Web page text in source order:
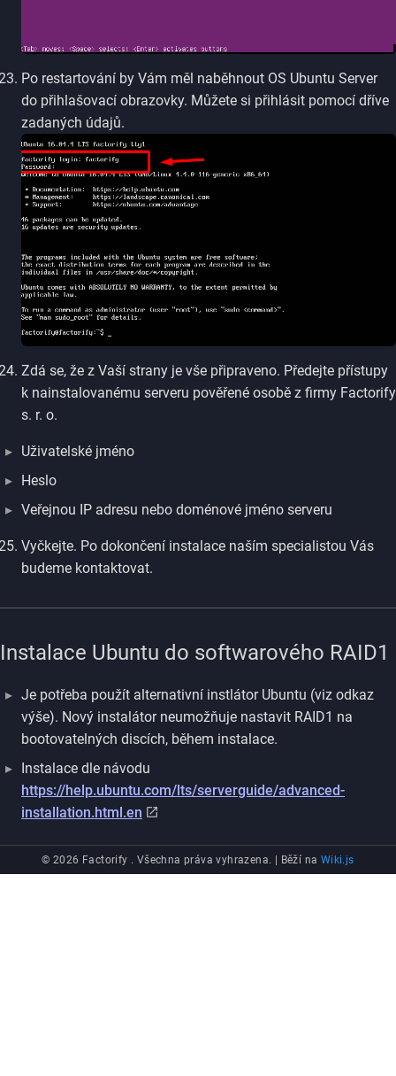
Po restartování by Vám měl naběhnout OS Ubuntu Server
do přihlašovací obrazovky. Můžete si přihlásit pomocí dříve
zadaných údajů.
Zdá se, že z Vaší strany je vše připraveno. Předejte přístupy
k nainstalovanému serveru pověřené osobě z firmy Factorify
s. r. o.
Uživatelské jméno
Heslo
Veřejnou IP adresu nebo doménové jméno serveru
Vyčkejte. Po dokončení instalace naším specialistou Vás
budeme kontaktovat.
Instalace Ubuntu do softwarového RAID1
Je potřeba použít alternativní instlátor Ubuntu (viz odkaz
výše). Nový instalátor neumožňuje nastavit RAID1 na
bootovatelných discích, během instalace.
Instalace dle návodu
https://help.ubuntu.com/lts/serverguide/advanced-
installation.html.en
© 2026 Factorify . Všechna práva vyhrazena. | Běží na Wiki.js